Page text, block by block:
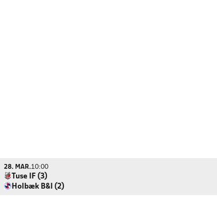
28. MAR.10:00
Tuse IF (3)
Holbæk B&I (2)